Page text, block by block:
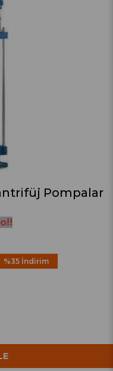
Pompalar
%35 İndirim